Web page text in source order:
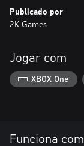
Publicado por
2K Games
Jogar com
XBOX One
Funciona com